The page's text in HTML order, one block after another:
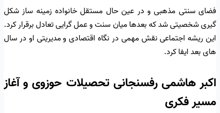
فضای سنتی مذهبی و در عین حال مستقل خانواده زمینه ساز شکل
گیری شخصیتی شد که بعدها میان سنت و عمل گرایی تعادل برقرار کرد.
این ریشه اجتماعی نقش مهمی در نگاه اقتصادی و مدیریتی او در سال
های بعد ایفا کرد.
اکبر هاشمی رفسنجانی تحصیلات حوزوی و آغاز
مسیر فکری